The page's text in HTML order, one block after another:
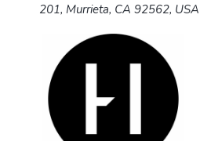
201, Murrieta, CA 92562, USA